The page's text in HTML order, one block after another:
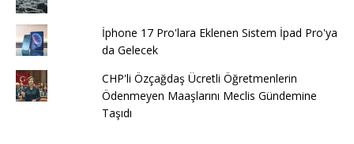
İphone 17 Pro'lara Eklenen Sistem İpad Pro'ya
da Gelecek
CHP'li Özçağdaş Ücretli Öğretmenlerin
Ödenmeyen Maaşlarını Meclis Gündemine
Taşıdı